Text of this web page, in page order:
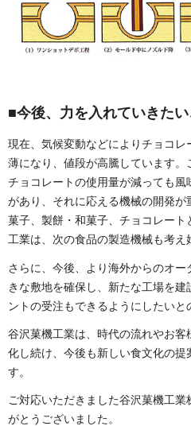
■今後、力を入れていきた
現在、気候変動などによりチョコ
薄になり、値段が高騰しています。
チョコレートの使用量が減っても
があり、それに応える機械の開発
菓子、製餅・和菓子、チョコレー
工業は、次の食品の製造機械も考え
さらに、今後、より海外からのオ
きな敷地を確保し、新たな工場を
ントの受注もできるようにしたいと
谷沢菓機工業は、時代の流れやお
化し続け、今後も新しい食文化の提
す。
ご対応いただきました谷沢菓機工
がとうございました。